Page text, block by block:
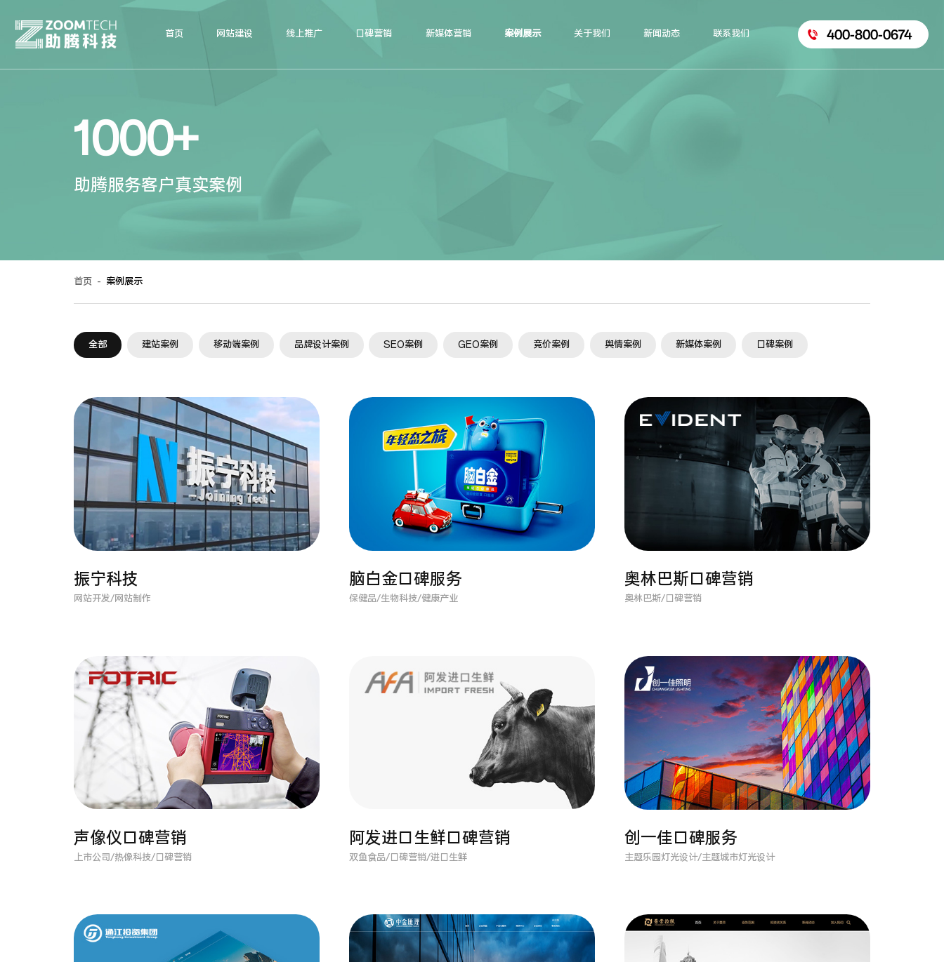
首页 网站建设 线上推广 口碑营销 新媒体营销 案例展示 关于我们 新闻动态 联系我们 400-800-0674
1000+
助腾服务客户真实案例
首页 - 案例展示
全部 建站案例 移动端案例 品牌设计案例 SEO案例 GEO案例 竞价案例 舆情案例 新媒体案例 口碑案例
振宁科技
网站开发/网站制作
脑白金口碑服务
保健品/生物科技/健康产业
奥林巴斯口碑营销
奥林巴斯/口碑营销
声像仪口碑营销
上市公司/热像科技/口碑营销
阿发进口生鲜口碑营销
双鱼食品/口碑营销/进口生鲜
创一佳口碑服务
主题乐园灯光设计/主题城市灯光设计